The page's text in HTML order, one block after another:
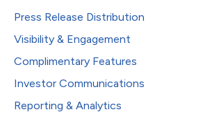
Press Release Distribution
Visibility & Engagement
Complimentary Features
Investor Communications
Reporting & Analytics